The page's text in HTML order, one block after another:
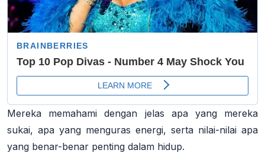
Mereka memahami dengan jelas apa yang mereka
sukai, apa yang menguras energi, serta nilai-nilai apa
yang benar-benar penting dalam hidup.